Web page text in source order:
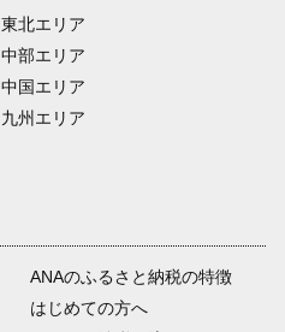
東北エリア
中部エリア
中国エリア
九州エリア
ANAのふるさと納税の特徴
はじめての方へ